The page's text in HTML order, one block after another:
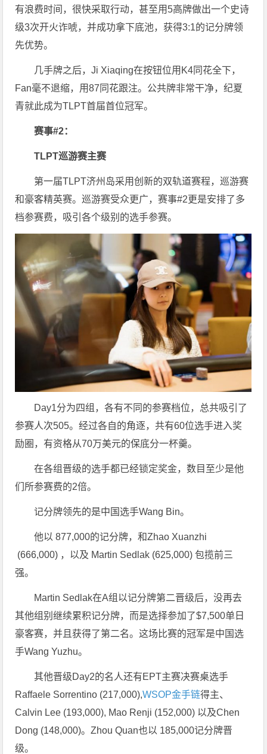
有浪费时间，很快采取行动，甚至用5高牌做出一个史诗
级3次开火诈唬，并成功拿下底池，获得3:1的记分牌领
先优势。
几手牌之后，Ji Xiaqing在按钮位用K4同花全下，
Fan毫不退缩，用87同花跟注。公共牌非常干净，纪夏
青就此成为TLPT首届首位冠军。
赛事#2：
TLPT巡游赛主赛
第一届TLPT济州岛采用创新的双轨道赛程，巡游赛
和豪客精英赛。巡游赛受众更广，赛事#2更是安排了多
档参赛费，吸引各个级别的选手参赛。
Day1分为四组，各有不同的参赛档位，总共吸引了
参赛人次505。经过各自的角逐，共有60位选手进入奖
励圈，有资格从70万美元的保底分一杯羹。
在各组晋级的选手都已经锁定奖金，数目至少是他
们所参赛费的2倍。
记分牌领先的是中国选手Wang Bin。
他以 877,000的记分牌，和Zhao Xuanzhi
(666,000) ，以及 Martin Sedlak (625,000) 包揽前三
强。
Martin Sedlak在A组以记分牌第二晋级后，没再去
其他组别继续累积记分牌，而是选择参加了$7,500单日
豪客赛，并且获得了第二名。这场比赛的冠军是中国选
手Wang Yuzhu。
其他晋级Day2的名人还有EPT主赛决赛桌选手
Raffaele Sorrentino (217,000),WSOP金手链得主、
Calvin Lee (193,000), Mao Renji (152,000) 以及Chen
Dong (148,000)。Zhou Quan也以 185,000记分牌晋
级。